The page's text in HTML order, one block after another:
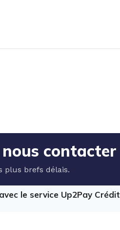
contacter
plus brefs délais.
le service Up2Pay Crédit